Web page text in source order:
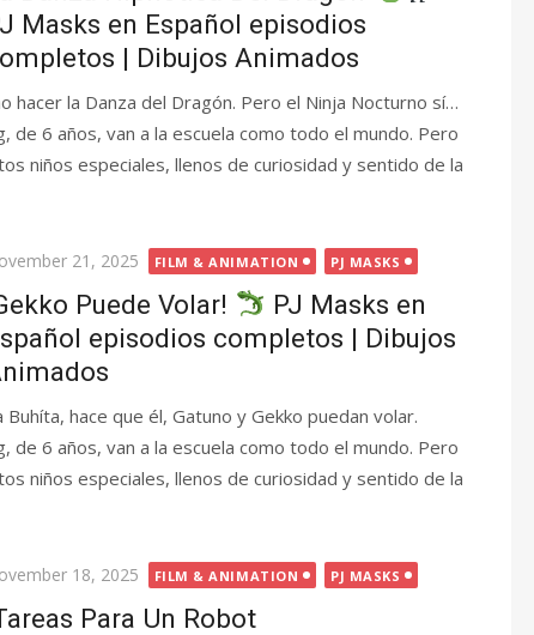
Masks en Español episodios
| Dibujos Animados
hacer la Danza del Dragón. Pero el Ninja Nocturno sí…
de 6 años, van a la escuela como todo el mundo. Pero
niños especiales, llenos de curiosidad y sentido de la
21, 2025 FILM & ANIMATION PJ MASKS
Puede Volar!
PJ Masks en
episodios completos | Dibujos
hace que él, Gatuno y Gekko puedan volar.
de 6 años, van a la escuela como todo el mundo. Pero
niños especiales, llenos de curiosidad y sentido de la
18, 2025 FILM & ANIMATION PJ MASKS
Para Un Robot